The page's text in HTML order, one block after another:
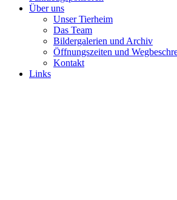
Über uns
Unser Tierheim
Das Team
Bildergalerien und Archiv
Öffnungszeiten und
Kontakt
Links